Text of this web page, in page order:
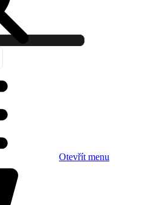
Otevřít menu